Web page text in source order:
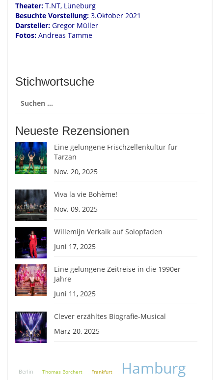
Theater: T.NT, Lüneburg
Besuchte Vorstellung: 3.Oktober 2021
Darsteller: Gregor Müller
Fotos: Andreas Tamme
Stichwortsuche
nach:
Neueste Rezensionen
Eine gelungene Frischzellenkultur für
Tarzan
Nov. 20, 2025
Viva la vie Bohème!
Nov. 09, 2025
Willemijn Verkaik auf Solopfaden
Juni 17, 2025
Eine gelungene Zeitreise in die 1990er
Jahre
Juni 11, 2025
Clever erzähltes Biografie-Musical
März 20, 2025
Berlin Thomas Borchert Frankfurt Hamburg